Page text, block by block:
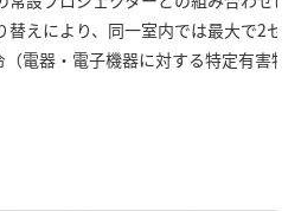
替えにより、同一室内では最大で2セ
（電器・電子機器に対する特定有害物